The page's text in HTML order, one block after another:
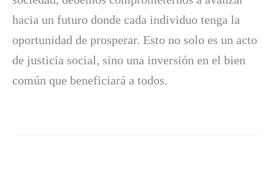
hacia un futuro donde cada individuo tenga la
oportunidad de prosperar. Esto no solo es un acto
de justicia social, sino una inversión en el bien
común que beneficiará a todos.